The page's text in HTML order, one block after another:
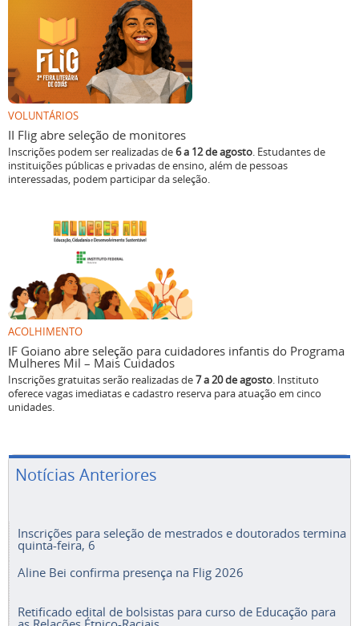
VOLUNTÁRIOS
II Flig abre seleção de monitores
Inscrições podem ser realizadas de6 a 12 de agosto. Estudantes de
instituições públicas e privadas de ensino, além de pessoas
interessadas, podem participar da seleção.
ACOLHIMENTO
IF Goiano abre seleção para cuidadores infantis do Programa
Mulheres Mil – Mais Cuidados
Inscrições gratuitas serão realizadas de7 a 20 de agosto. Instituto
oferece vagas imediatas e cadastro reserva para atuação em cinco
unidades.
Notícias Anteriores
Inscrições para seleção de mestrados e doutorados termina
quinta-feira, 6
Aline Bei confirma presença na Flig 2026
Retificado edital de bolsistas para curso de Educação para